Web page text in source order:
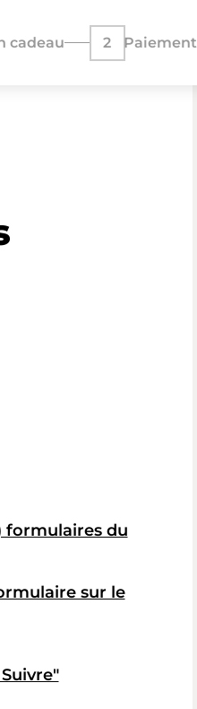
cadeau 2 Paiement
formulaires du
sur le